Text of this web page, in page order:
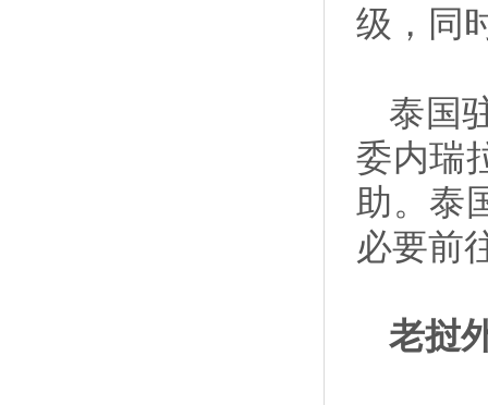
级，同
泰国
委内瑞
助。泰
必要前
老挝